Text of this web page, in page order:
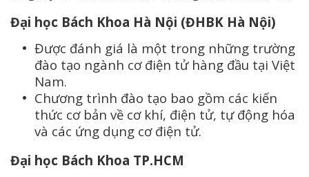
Đại học Bách Khoa Hà Nội (ĐHBK Hà Nội)
Được đánh giá là một trong những trường
đào tạo ngành cơ điện tử hàng đầu tại Việt
Nam.
Chương trình đào tạo bao gồm các kiến
thức cơ bản về cơ khí, điện tử, tự động hóa
và các ứng dụng cơ điện tử.
Đại học Bách Khoa TP.HCM